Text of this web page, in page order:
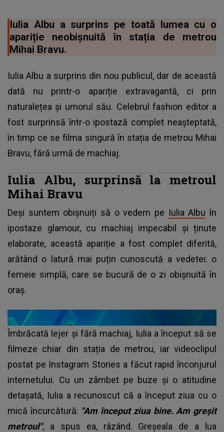
Iulia Albu a surprins pe toată lumea cu o
apariție neobișnuită în stația de metrou
Mihai Bravu.
Iulia Albu a surprins din nou publicul, dar de această
dată nu printr-o apariție extravagantă, ci prin
naturalețea și umorul său. Celebrul fashion editor a
fost surprinsă într-o ipostază complet neașteptată,
în timp ce se filma singură în stația de metrou Mihai
Bravu, fără urmă de machiaj.
Iulia Albu, surprinsă la metroul
Mihai Bravu
Deși suntem obișnuiți să o vedem pe Iulia Albu în
ipostaze glamour, cu machiaj impecabil și ținute
elaborate, această apariție a fost complet diferită,
arătând o latură mai puțin cunoscută a vedetei: o
femeie simplă, care se bucură de o zi obișnuită în
oraș.
Îmbrăcată lejer și fără machiaj, Iulia a început să se
filmeze chiar din stația de metrou, iar videoclipul
postat pe Instagram Stories a făcut rapid înconjurul
internetului. Cu un zâmbet pe buze și o atitudine
detașată, Iulia a recunoscut că a început ziua cu o
mică încurcătură: "Am început ziua bine. Am greșit
metroul", a spus ea, râzând. Greșeala de a lua